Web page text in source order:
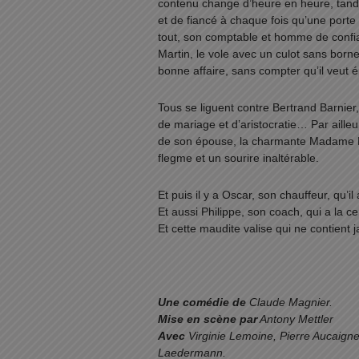
contenu change d’heure en heure,
et de fiancé à chaque fois qu’une
tout, son comptable et homme de
Martin, le vole avec un culot sans
bonne affaire, sans compter qu’il veut
Tous se liguent contre Bertrand
de mariage et d’aristocratie… Par
de son épouse, la charmante Madame
flegme et un sourire inaltérable.
Et puis il y a Oscar, son chauffeur,
Et aussi Philippe, son coach, qui a la
Et cette maudite valise qui ne contient
Une comédie de Claude Magnier.
Mise en scène parAntony Mettler
Avec Virginie Lemoine, Pierre
Laedermann.